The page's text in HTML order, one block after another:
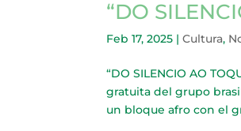
“DO
Feb 17, 2025 |Cultura,
“DO SILENCIO AO
gratuita del grupo
un bloque afro con el